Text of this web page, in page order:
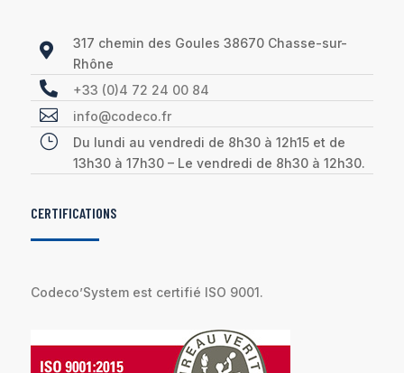

317 chemin des Goules 38670 Chasse-sur-
Rhône
 +33 (0)4 72 24 00 84
 info@codeco.fr
}
Du lundi au vendredi de 8h30 à 12h15 et de
13h30 à 17h30 – Le vendredi de 8h30 à 12h30.
CERTIFICATIONS
Codeco’System est certifié ISO 9001.